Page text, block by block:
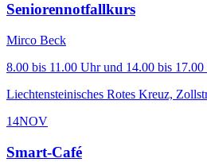
Seniorennotfallkurs
Mirco Beck
8.00 bis 11.00 Uhr und 14.00 bis
Liechtensteinisches Rotes Kreuz,
14NOV
Smart-Café